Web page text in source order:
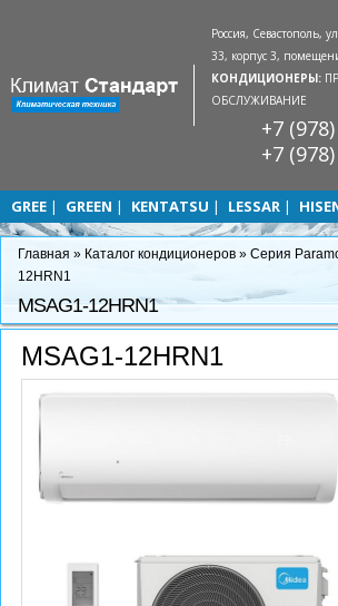
Россия, Севастополь,
33, корпус 3,
КОНДИЦИОНЕРЫ:
ОБСЛУЖИВАНИЕ
+7
+7
GREE GREEN KENTATSU LESSAR
Главная » Каталог кондиционеров » Серия
12HRN1
MSAG1-12HRN1
MSAG1-12HRN1